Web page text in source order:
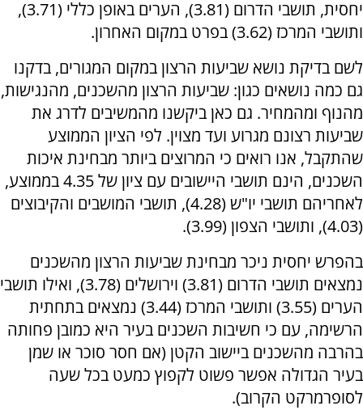
יחסית, תושבי הדרום (3.81), הערים באופן כללי (3.71),
ותושבי המרכז (3.62) בפרט במקום האחרון.
לשם בדיקת נושא שביעות הרצון במקום המגורים, בדקנו
גם כמה נושאים כגון: שביעות הרצון מהשכנים, מהנגישות,
מהנוף ומהמחיר. גם כאן ביקשנו מהמשיבים לדרג את
שביעות רצונם מגרוע ועד מצוין. לפי הציון הממוצע
שהתקבל, אנו רואים כי המרוצים ביותר מבחינת איכות
השכנים, הינם תושבי היישובים עם ציון של 4.35 בממוצע,
לאחריהם תושבי יו"ש (4.28), תושבי המושבים והקיבוצים
(4.03), ותושבי הצפון (3.99).
בהפרש יחסית ניכר מבחינת שביעות הרצון מהשכנים
נמצאים תושבי הדרום (3.81) וירושלים (3.78), ואילו תושבי
הערים (3.55) ותושבי המרכז (3.44) נמצאים בתחתית
הרשימה, עם כי חשיבות השכנים בעיר היא כמובן פחותה
בהרבה מהשכנים ביישוב הקטן (אם חסר סוכר או שמן
בעיר הגדולה אפשר פשוט לקפוץ כמעט בכל שעה
לסופרמרקט הקרוב).